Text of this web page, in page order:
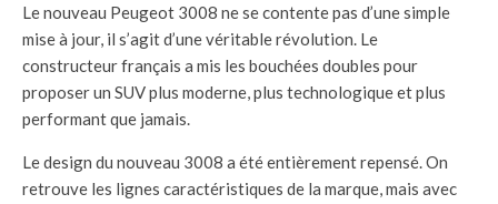
Le nouveau Peugeot 3008 ne se contente pas d’une simple
mise à jour, il s’agit d’une véritable révolution. Le
constructeur français a mis les bouchées doubles pour
proposer un SUV plus moderne, plus technologique et plus
performant que jamais.
Le design du nouveau 3008 a été entièrement repensé. On
retrouve les lignes caractéristiques de la marque, mais avec